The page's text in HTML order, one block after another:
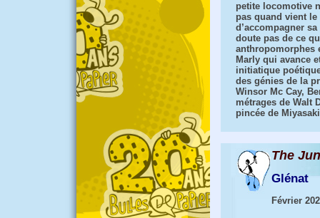
petite locomotive
pas quand vient le
d’accompagner
doute pas de ce
anthropomorphes
Marly qui avance
initiatique
des génies de la
Winsor Mc Cay,
métrages de Walt
pincée de
The
Glénat
Février